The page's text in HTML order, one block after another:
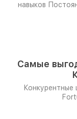
навыков
Самые
Конкурентные